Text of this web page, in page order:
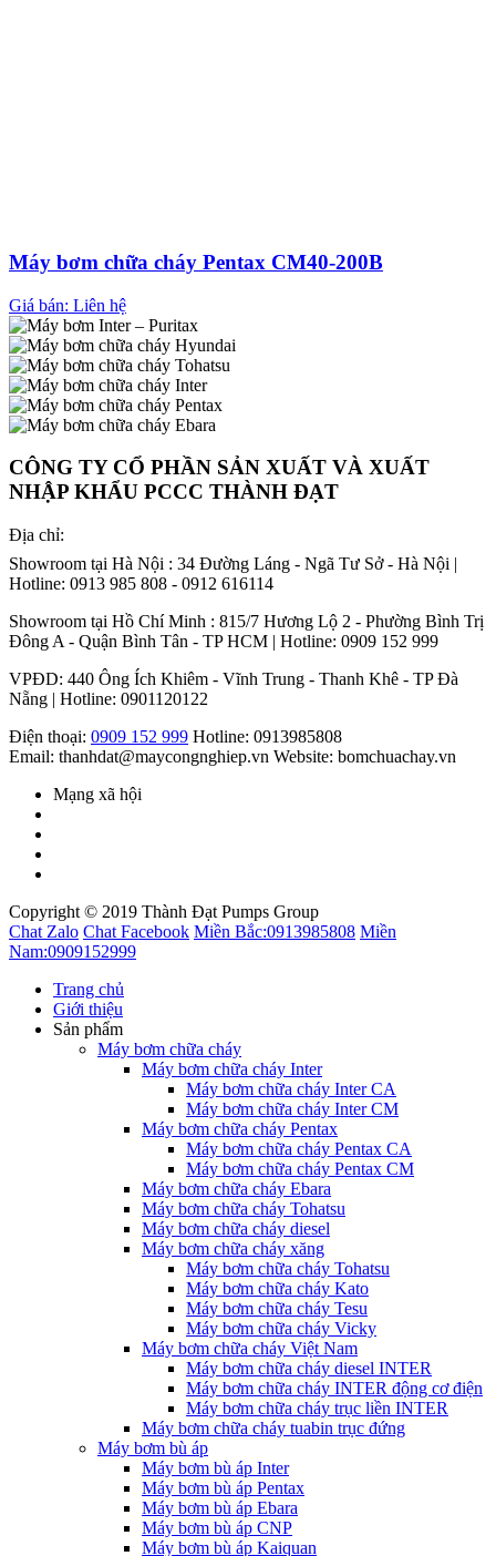
Máy bơm chữa cháy Pentax CM40-200B
Giá bán: Liên hệ
CÔNG TY CỔ PHẦN SẢN XUẤT VÀ XUẤT
NHẬP KHẨU PCCC THÀNH ĐẠT
Địa chỉ:
Showroom tại Hà Nội : 34 Đường Láng - Ngã Tư Sở - Hà Nội |
Hotline: 0913 985 808 - 0912 616114
Showroom tại Hồ Chí Minh : 815/7 Hương Lộ 2 - Phường Bình Trị
Đông A - Quận Bình Tân - TP HCM | Hotline: 0909 152 999
VPĐD: 440 Ông Ích Khiêm - Vĩnh Trung - Thanh Khê - TP Đà
Nẵng | Hotline: 0901120122
Điện thoại: 0909 152 999 Hotline: 0913985808
Email: thanhdat@maycongnghiep.vn Website: bomchuachay.vn
Mạng xã hội
Copyright © 2019 Thành Đạt Pumps Group
Chat Zalo Chat Facebook Miền Bắc:0913985808 Miền
Nam:0909152999
Trang chủ
Giới thiệu
Sản phẩm
Máy bơm chữa cháy
Máy bơm chữa cháy Inter
Máy bơm chữa cháy Inter CA
Máy bơm chữa cháy Inter CM
Máy bơm chữa cháy Pentax
Máy bơm chữa cháy Pentax CA
Máy bơm chữa cháy Pentax CM
Máy bơm chữa cháy Ebara
Máy bơm chữa cháy Tohatsu
Máy bơm chữa cháy diesel
Máy bơm chữa cháy xăng
Máy bơm chữa cháy Tohatsu
Máy bơm chữa cháy Kato
Máy bơm chữa cháy Tesu
Máy bơm chữa cháy Vicky
Máy bơm chữa cháy Việt Nam
Máy bơm chữa cháy diesel INTER
Máy bơm chữa cháy INTER động cơ điện
Máy bơm chữa cháy trục liền INTER
Máy bơm chữa cháy tuabin trục đứng
Máy bơm bù áp
Máy bơm bù áp Inter
Máy bơm bù áp Pentax
Máy bơm bù áp Ebara
Máy bơm bù áp CNP
Máy bơm bù áp Kaiquan